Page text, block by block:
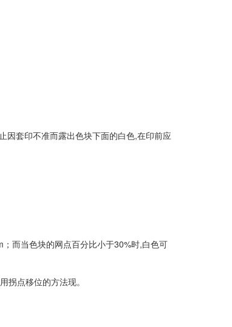
因套印不准而露出色块下面的白色,在印前应
而当色块的网点百分比小于30%时,白色可
点移位的方法现。